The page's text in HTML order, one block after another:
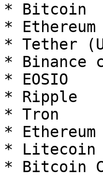
* Bitcoin
* Ethereum
* Tether
* Binance
* EOSIO
* Ripple
* Tron
*
* Litecoin
* Bitcoin